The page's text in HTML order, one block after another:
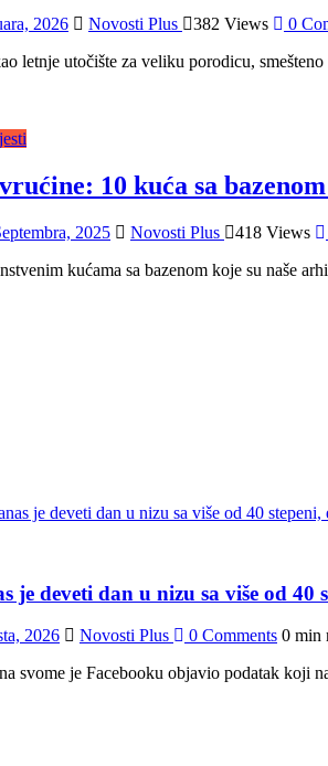
2026 Novosti Plus 382 Views 0
letnje utočište za veliku porodicu,
10 kuća sa
2025 Novosti Plus 418 Views
kućama sa bazenom koje su naše
je deveti dan u nizu sa više od 40
2026 Novosti Plus 0 Comments 0 min
svome je Facebooku objavio podatak koji